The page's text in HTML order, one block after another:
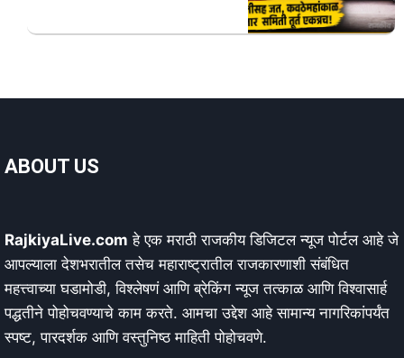
ABOUT US
RajkiyaLive.com हे एक मराठी राजकीय डिजिटल न्यूज पोर्टल आहे जे
आपल्याला देशभरातील तसेच महाराष्ट्रातील राजकारणाशी संबंधित
महत्त्वाच्या घडामोडी, विश्लेषणं आणि ब्रेकिंग न्यूज तत्काळ आणि विश्वासार्ह
पद्धतीने पोहोचवण्याचे काम करते. आमचा उद्देश आहे सामान्य नागरिकांपर्यंत
स्पष्ट, पारदर्शक आणि वस्तुनिष्ठ माहिती पोहोचवणे.